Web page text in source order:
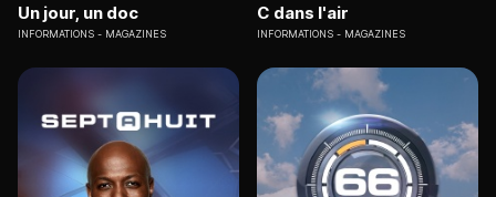
Un jour, un doc
INFORMATIONS MAGAZINES
C dans l'air
INFORMATIONS MAGAZINES